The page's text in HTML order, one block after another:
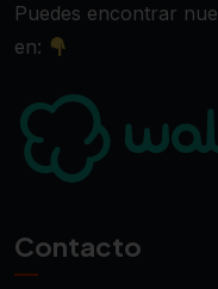
Puedes encontrar
en:
Contacto